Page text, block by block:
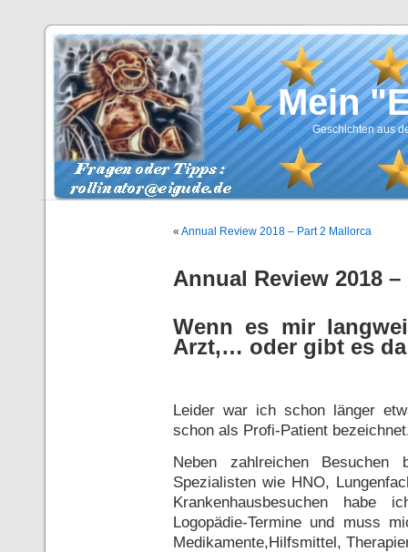
Mein
Geschichten aus
« Annual Review 2018 – Part 2 Mallorca
Annual Review 2018 –
Wenn es mir
Arzt,… oder gibt es
Leider war ich schon länger
schon als Profi-Patient
Neben zahlreichen
Spezialisten wie HNO,
Krankenhausbesuchen habe
Logopädie-Termine und muss
Medikamente,Hilfsmittel,